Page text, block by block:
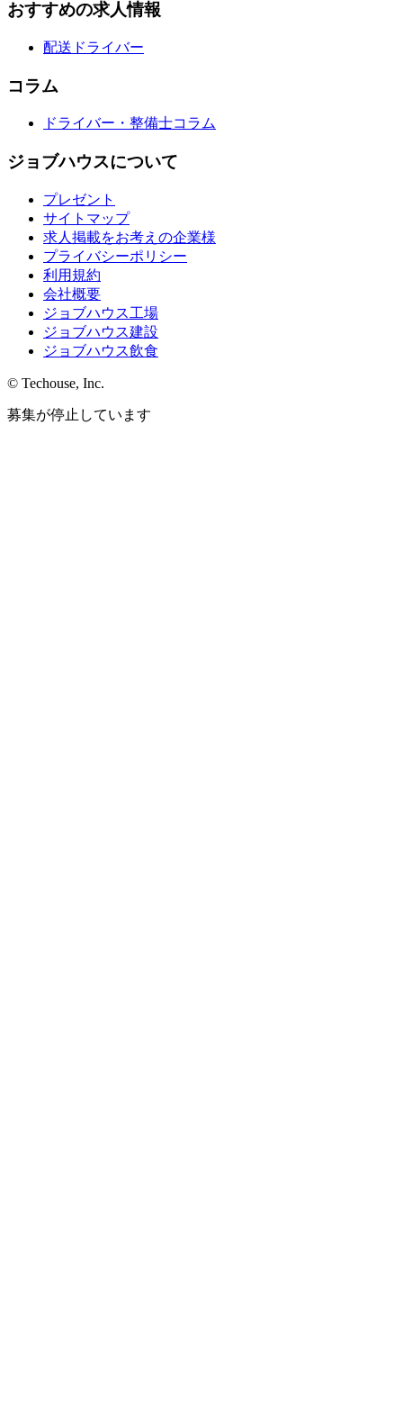
おすすめの求人情報
配送ドライバー
コラム
ドライバー・整備士コラム
ジョブハウスについて
プレゼント
サイトマップ
求人掲載をお考えの企業様
プライバシーポリシー
利用規約
会社概要
ジョブハウス工場
ジョブハウス建設
ジョブハウス飲食
© Techouse, Inc.
募集が停止しています